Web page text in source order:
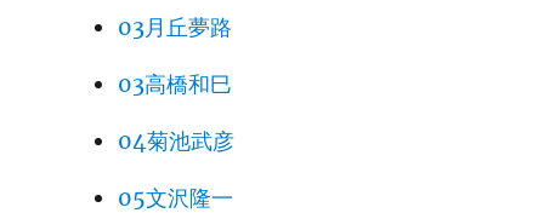
03月丘夢路
03高橋和巳
04菊池武彦
05文沢隆一